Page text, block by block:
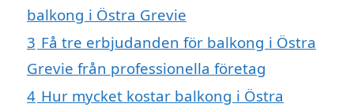
balkong i Östra Grevie
3 Få tre erbjudanden för balkong i Östra
Grevie från professionella företag
4 Hur mycket kostar balkong i Östra